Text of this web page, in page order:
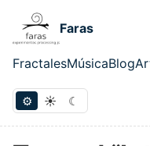
Skip to main content
Faras
FractalesMúsicaBlog
⚙ ☀ ☾